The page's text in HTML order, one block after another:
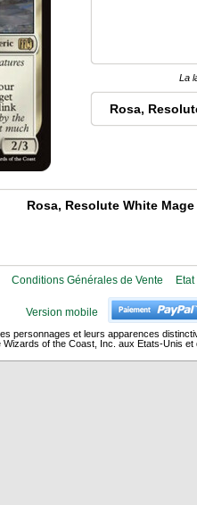
La
Rosa,
Rosa, Resolute White Mage
Conditions Générales de Vente
Version mobile
personnages et leurs apparences
of the Coast, Inc. aux Etats-Unis